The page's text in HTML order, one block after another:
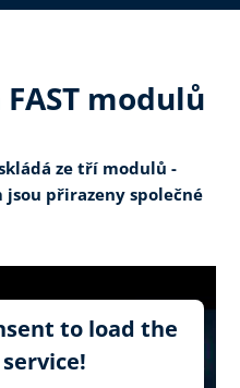
modulů
ze tří modulů -
jsou přirazeny společné
to load the